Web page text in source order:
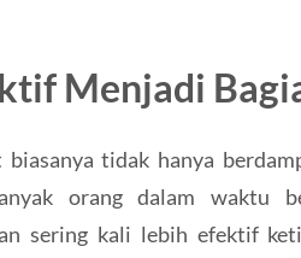
Menjadi
biasanya tidak hanya
orang dalam waktu
sering kali lebih efektif